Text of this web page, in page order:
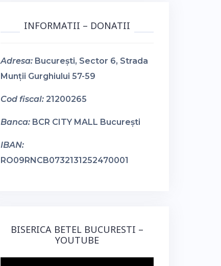
INFORMATII – DONATII
Adresa: București, Sector 6, Strada
Munții Gurghiului 57-59
Cod fiscal: 21200265
Banca: BCR CITY MALL București
IBAN:
RO09RNCB0732131252470001
BISERICA BETEL BUCURESTI –
YOUTUBE